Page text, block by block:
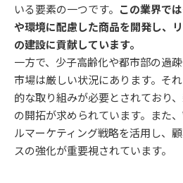
いる要素の一つです。 この業界で
や環境に配慮した商品を開発し、
の建設に貢献しています。
一方で、少子高齢化や都市部の過
市場は厳しい状況にあります。そ
的な取り組みが必要とされており
の開拓が求められています。また
ルマーケティング戦略を活用し、
スの強化が重要視されています。